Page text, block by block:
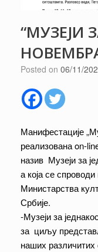
“МУЗЕЈИ
Posted on 06/11/
Манифестације
реализована on-
назив Музеји за
а која се
Министарства
Србије.
-Музеји за
за циљу
наших различитих